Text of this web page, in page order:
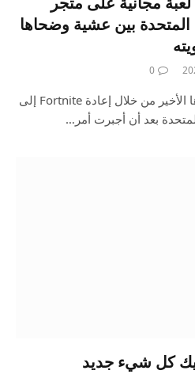
المتحدة بين عشية وضحاها
0
حققت الألعاب الملحمية وعدها الأخير من خلال إعادة Fortnite إلى